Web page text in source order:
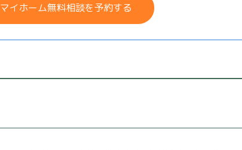
マイホーム無料相談を予約する